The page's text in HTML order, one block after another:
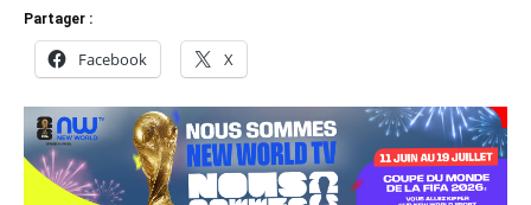
Partager :
Facebook X